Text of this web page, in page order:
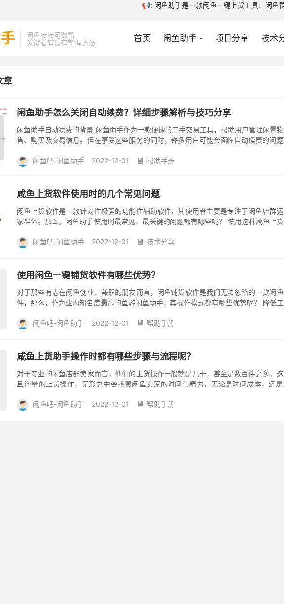
键上货工具、闲鱼群控、闲鱼自动发货软件、咨
闲鱼转转可致富
关键看有没有掌握方法
首页 闲鱼助手 项目分享 技术
章
闲鱼助手怎么关闭自动续费？详细步骤解析与技巧分享
闲鱼助手自动续费的背景 闲鱼助手作为一款便捷的二手交易工具，帮助用户管理闲置
售、购买及交易信息。但在享受这些服务的同时，许多用户可能会面临自动续费的问题
闲鱼吧-闲鱼助手
2022-12-01  帮助手册
咸鱼上货软件使用时的几个常见问题
闲鱼上货软件是一款针对性极强的功能性辅助软件，其使用者主要是专注于闲鱼店群
家群体。那么，闲鱼助手使用时最常见、最关键的问题都有哪些呢？ 使用这种咸鱼上货
闲鱼吧-闲鱼助手
2022-12-01  技术分享
使用闲鱼一键铺货软件有哪些优势？
对于那些有志在闲鱼创业、兼职的朋友而言，闲鱼铺货软件是我们无法忽略的一款闲
件，那么，作为业内知名度最高的鱼游闲鱼助手，其操作模式都有哪些优势呢？ 降低工
闲鱼吧-闲鱼助手
2022-12-01  帮助手册
咸鱼上货助手操作时都有哪些步骤与流程呢？
对于专业的闲鱼店群卖家而言，他们的上货操作一般就是几十，甚至是数百件之多。
且海量的上货操作，无形之中会耗费闲鱼卖家的时间与精力，无论是时间成本，还是
闲鱼吧-闲鱼助手
2022-12-01  帮助手册